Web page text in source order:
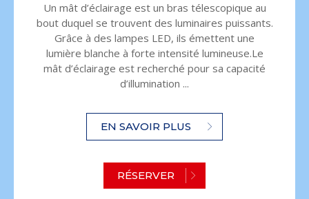
Un mât d’éclairage est un bras télescopique au
bout duquel se trouvent des luminaires puissants.
Grâce à des lampes LED, ils émettent une
lumière blanche à forte intensité lumineuse.Le
mât d’éclairage est recherché pour sa capacité
d’illumination ...
EN SAVOIR PLUS
RÉSERVER